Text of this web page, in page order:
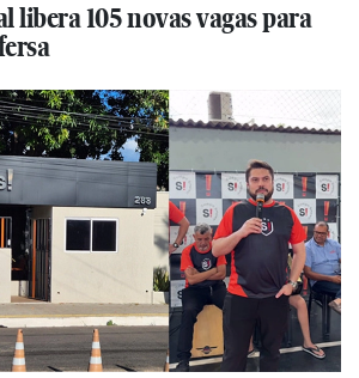
libera 105 novas vagas para